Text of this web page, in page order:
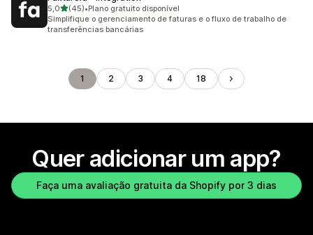
5,0de 5 estrelas
(45)
45 avaliações ao todo
•Plano gratuito disponível
Simplifique o gerenciamento de faturas e o fluxo de trabalho de
transferências bancárias
1 2 3 4 18
Quer adicionar um app?
Faça uma avaliação gratuita da Shopify por 3 dias